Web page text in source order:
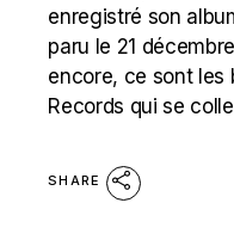
enregistré son
paru le 21
encore, ce sont les
Records qui se colle
SHARE